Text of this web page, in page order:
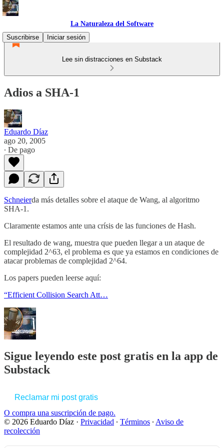
La Naturaleza del Software
Suscribirse
Iniciar sesión
Lee sin distracciones en Substack
Adios a SHA-1
Eduardo Díaz
ago 20, 2005
∙ De pago
Schneierda más detalles sobre el ataque de Wang, al algoritmo
SHA-1.
Claramente estamos ante una crísis de las funciones de Hash.
El resultado de wang, muestra que pueden llegar a un ataque de
complejidad 2^63, el problema es que ya estamos en condiciones de
atacar problemas de complejidad 2^64.
Los papers pueden leerse aquí:
“Efficient Collision Search Att…
Sigue leyendo este post gratis en la app de
Substack
Reclamar mi post gratis
O compra una suscripción de pago.
© 2026 Eduardo Díaz · Privacidad ∙ Términos ∙ Aviso de
recolección